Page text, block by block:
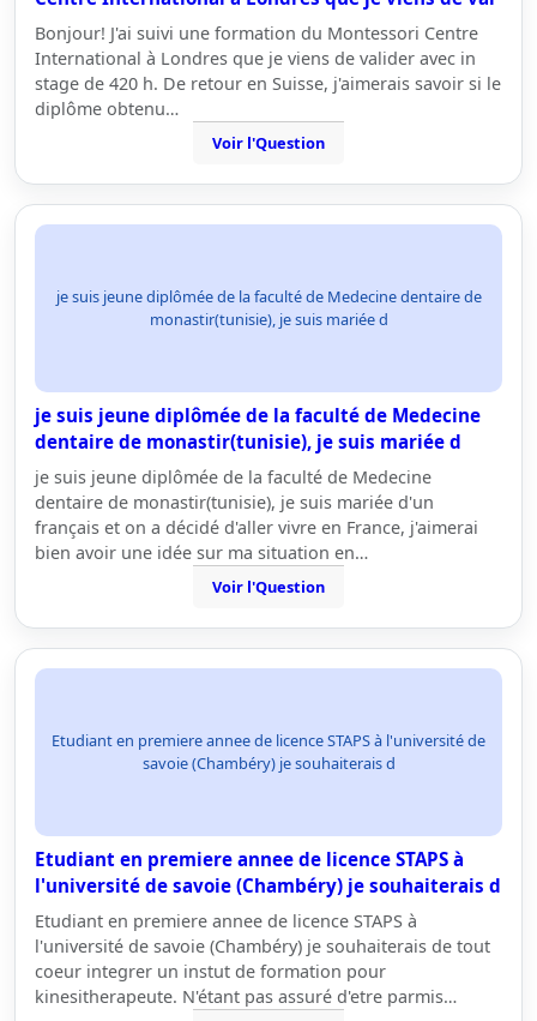
Bonjour! J'ai suivi une formation du Montessori Centre
International à Londres que je viens de valider avec in
stage de 420 h. De retour en Suisse, j'aimerais savoir si le
diplôme obtenu…
Voir l'Question
je suis jeune diplômée de la faculté de Medecine dentaire de
monastir(tunisie), je suis mariée d
je suis jeune diplômée de la faculté de Medecine
dentaire de monastir(tunisie), je suis mariée d
je suis jeune diplômée de la faculté de Medecine
dentaire de monastir(tunisie), je suis mariée d'un
français et on a décidé d'aller vivre en France, j'aimerai
bien avoir une idée sur ma situation en…
Voir l'Question
Etudiant en premiere annee de licence STAPS à l'université de
savoie (Chambéry) je souhaiterais d
Etudiant en premiere annee de licence STAPS à
l'université de savoie (Chambéry) je souhaiterais d
Etudiant en premiere annee de licence STAPS à
l'université de savoie (Chambéry) je souhaiterais de tout
coeur integrer un instut de formation pour
kinesitherapeute. N'étant pas assuré d'etre parmis…